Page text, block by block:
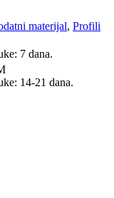
materijal, Profili
7 dana.
14-21 dana.